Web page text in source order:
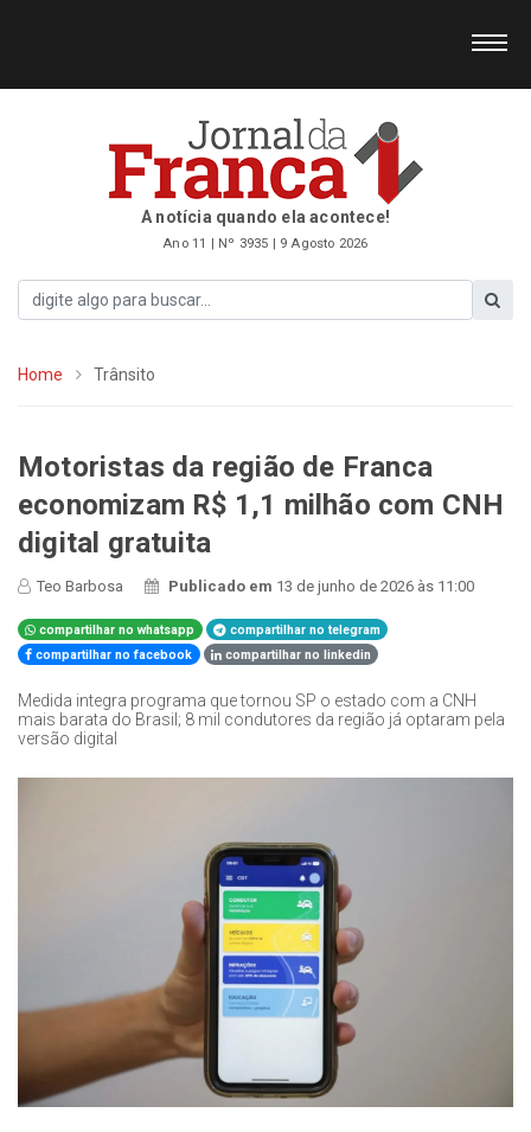
A notícia quando ela acontece!
Ano 11 | Nº 3935 | 9 Agosto 2026
Home Trânsito
Motoristas da região de Franca
economizam R$ 1,1 milhão com CNH
digital gratuita
Teo Barbosa Publicado em 13 de junho de 2026 às 11:00
compartilhar no whatsapp
compartilhar no telegram
compartilhar no facebook
compartilhar no linkedin
Medida integra programa que tornou SP o estado com a CNH
mais barata do Brasil; 8 mil condutores da região já optaram pela
versão digital